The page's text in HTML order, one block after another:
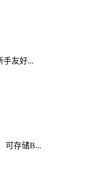
手友好...
可存储B...